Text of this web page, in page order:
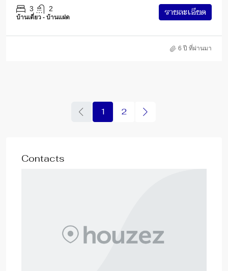
3 2
บ้านเดี่ยว - บ้านแฝด
รายละเอียด
6 ปี ที่ผ่านมา
1 2
Contacts